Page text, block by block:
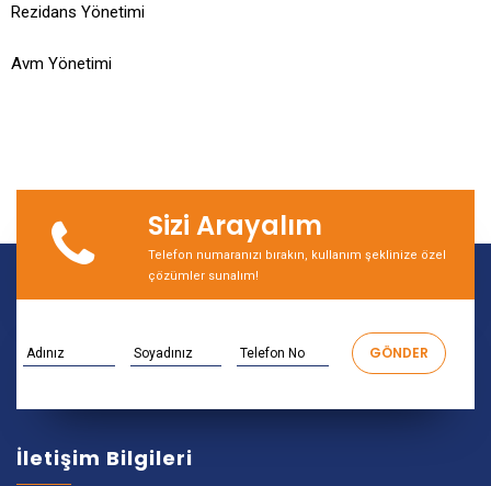
Rezidans Yönetimi
Avm Yönetimi
Sizi Arayalım
Telefon numaranızı bırakın, kullanım şeklinize özel
çözümler sunalım!
İletişim Bilgileri